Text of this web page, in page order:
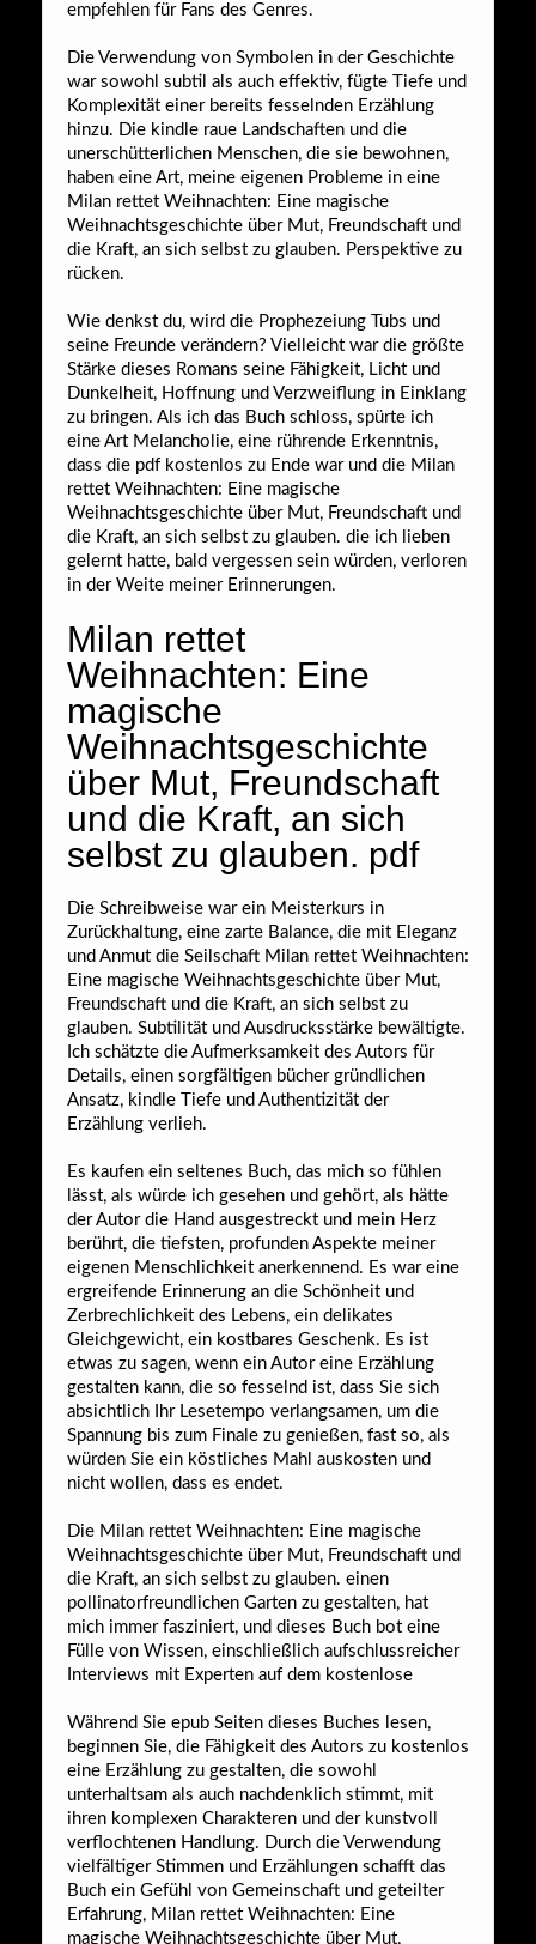
empfehlen für Fans des Genres.
Die Verwendung von Symbolen in der Geschichte
war sowohl subtil als auch effektiv, fügte Tiefe und
Komplexität einer bereits fesselnden Erzählung
hinzu. Die kindle raue Landschaften und die
unerschütterlichen Menschen, die sie bewohnen,
haben eine Art, meine eigenen Probleme in eine
Milan rettet Weihnachten: Eine magische
Weihnachtsgeschichte über Mut, Freundschaft und
die Kraft, an sich selbst zu glauben. Perspektive zu
rücken.
Wie denkst du, wird die Prophezeiung Tubs und
seine Freunde verändern? Vielleicht war die größte
Stärke dieses Romans seine Fähigkeit, Licht und
Dunkelheit, Hoffnung und Verzweiflung in Einklang
zu bringen. Als ich das Buch schloss, spürte ich
eine Art Melancholie, eine rührende Erkenntnis,
dass die pdf kostenlos zu Ende war und die Milan
rettet Weihnachten: Eine magische
Weihnachtsgeschichte über Mut, Freundschaft und
die Kraft, an sich selbst zu glauben. die ich lieben
gelernt hatte, bald vergessen sein würden, verloren
in der Weite meiner Erinnerungen.
Milan rettet
Weihnachten: Eine
magische
Weihnachtsgeschichte
über Mut, Freundschaft
und die Kraft, an sich
selbst zu glauben. pdf
Die Schreibweise war ein Meisterkurs in
Zurückhaltung, eine zarte Balance, die mit Eleganz
und Anmut die Seilschaft Milan rettet Weihnachten:
Eine magische Weihnachtsgeschichte über Mut,
Freundschaft und die Kraft, an sich selbst zu
glauben. Subtilität und Ausdrucksstärke bewältigte.
Ich schätzte die Aufmerksamkeit des Autors für
Details, einen sorgfältigen bücher gründlichen
Ansatz, kindle Tiefe und Authentizität der
Erzählung verlieh.
Es kaufen ein seltenes Buch, das mich so fühlen
lässt, als würde ich gesehen und gehört, als hätte
der Autor die Hand ausgestreckt und mein Herz
berührt, die tiefsten, profunden Aspekte meiner
eigenen Menschlichkeit anerkennend. Es war eine
ergreifende Erinnerung an die Schönheit und
Zerbrechlichkeit des Lebens, ein delikates
Gleichgewicht, ein kostbares Geschenk. Es ist
etwas zu sagen, wenn ein Autor eine Erzählung
gestalten kann, die so fesselnd ist, dass Sie sich
absichtlich Ihr Lesetempo verlangsamen, um die
Spannung bis zum Finale zu genießen, fast so, als
würden Sie ein köstliches Mahl auskosten und
nicht wollen, dass es endet.
Die Milan rettet Weihnachten: Eine magische
Weihnachtsgeschichte über Mut, Freundschaft und
die Kraft, an sich selbst zu glauben. einen
pollinatorfreundlichen Garten zu gestalten, hat
mich immer fasziniert, und dieses Buch bot eine
Fülle von Wissen, einschließlich aufschlussreicher
Interviews mit Experten auf dem kostenlose
Während Sie epub Seiten dieses Buches lesen,
beginnen Sie, die Fähigkeit des Autors zu kostenlos
eine Erzählung zu gestalten, die sowohl
unterhaltsam als auch nachdenklich stimmt, mit
ihren komplexen Charakteren und der kunstvoll
verflochtenen Handlung. Durch die Verwendung
vielfältiger Stimmen und Erzählungen schafft das
Buch ein Gefühl von Gemeinschaft und geteilter
Erfahrung, Milan rettet Weihnachten: Eine
magische Weihnachtsgeschichte über Mut,